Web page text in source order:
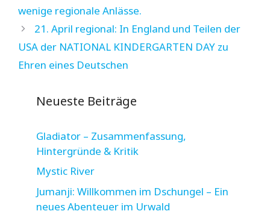
wenige regionale Anlässe.
21. April regional: In England und Teilen der
USA der NATIONAL KINDERGARTEN DAY zu
Ehren eines Deutschen
Neueste Beiträge
Gladiator – Zusammenfassung,
Hintergründe & Kritik
Mystic River
Jumanji: Willkommen im Dschungel – Ein
neues Abenteuer im Urwald